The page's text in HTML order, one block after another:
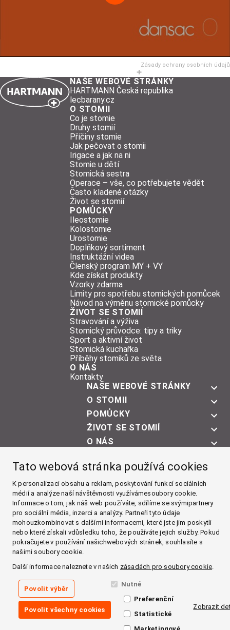
Tato webová stránka používá cookies
K personalizaci obsahu a reklam, poskytování funkcí sociálních
médií a analýze naší návštěvnosti využívámesoubory cookie.
Informace o tom, jak náš web používáte, sdílíme se svýmipartnery
pro sociální média, inzerci a analýzy. Partneři tyto údaje
mohouzkombinovat s dalšími informacemi, které jste jim poskytli
nebo které získali vdůsledku toho, že používáte jejich služby. Pokud
pokračujete v používání našichwebových stránek, souhlasíte s
našimi soubory cookie.
Další informace naleznete v našich zásadách pro soubory cookie.
Povolit výběr
Povolit všechny cookies
Nutné
Preferenční
Statistické
Zobrazit
Zásady ochrany osobních údajů
NAŠE WEBOVÉ STRÁNKY
HARTMANN Česká republika
lecbarany.cz
O STOMII
Co je stomie
Druhy stomií
Příčiny stomie
Jak pečovat o stomii
Irigace a jak na ni
Stomie u dětí
Stomická sestra
Operace – vše, co potřebujete vědět
Často kladené otázky
Život se stomií
POMŮCKY
Ileostomie
Kolostomie
Urostomie
Doplňkový sortiment
Instruktážní videa
Členský program MY + VY
Kde získat produkty
Vzorky zdarma
Limity pro spotřebu stomických pomůcek
Návod na výměnu stomické pomůcky
ŽIVOT SE STOMIÍ
Stravování a výživa
Stomický průvodce: tipy a triky
Sport a aktivní život
Stomická kuchařka
Příběhy stomiků ze světa
O NÁS
Kontakty
NAŠE WEBOVÉ STRÁNKY
O STOMII
POMŮCKY
ŽIVOT SE STOMIÍ
O NÁS
Instagram
YouTube
LinkedIn
Zásady používání cookies
Zásady zpracování osobních údajů
Impressum
Všeobecné obchodní podmínky
© 2026HARTMANN – RICO a.s.·O krok dál pro zdraví